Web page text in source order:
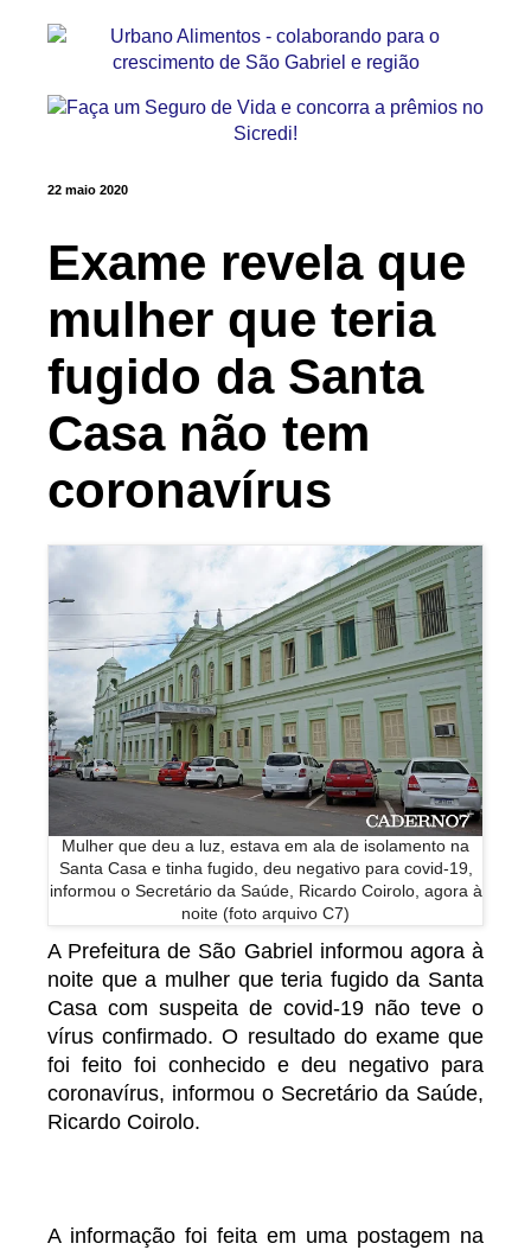
22 maio 2020
Exame revela que
mulher que teria
fugido da Santa
Casa não tem
coronavírus
Mulher que deu a luz, estava em ala de isolamento na
Santa Casa e tinha fugido, deu negativo para covid-19,
informou o Secretário da Saúde, Ricardo Coirolo, agora à
noite (foto arquivo C7)
A Prefeitura de São Gabriel informou agora à
noite que a mulher que teria fugido da Santa
Casa com suspeita de covid-19 não teve o
vírus confirmado. O resultado do exame que
foi feito foi conhecido e deu negativo para
coronavírus, informou o Secretário da Saúde,
Ricardo Coirolo.
A informação foi feita em uma postagem na